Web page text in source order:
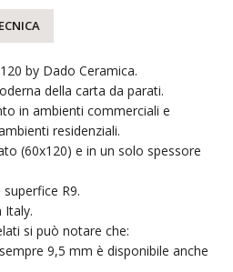
by Dado Ceramica.
della carta da parati.
in ambienti commerciali e
residenziali.
(60x120) e in un solo spessore
R9.
Italy.
si può notare che:
9,5 mm è disponibile anche